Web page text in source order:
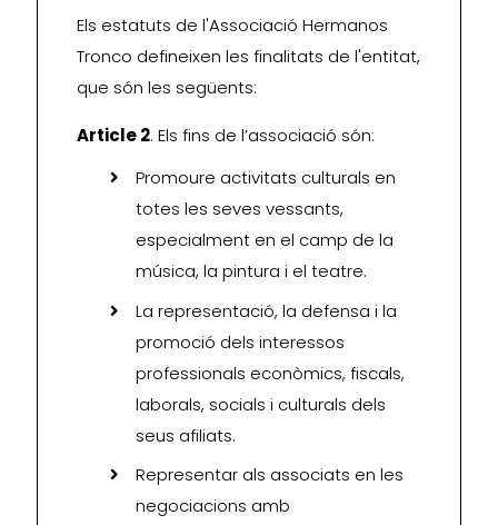
Els estatuts de l'Associació Hermanos
Tronco defineixen les finalitats de l'entitat,
que són les següents:
Article 2. Els fins de l’associació són:
Promoure activitats culturals en
totes les seves vessants,
especialment en el camp de la
música, la pintura i el teatre.
La representació, la defensa i la
promoció dels interessos
professionals econòmics, fiscals,
laborals, socials i culturals dels
seus afiliats.
Representar als associats en les
negociacions amb